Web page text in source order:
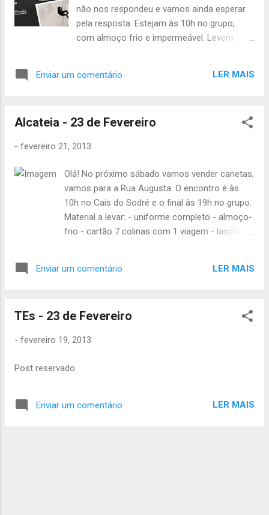
não nos respondeu e vamos ainda esperar
pela resposta. Estejam às 10h no grupo,
com almoço frio e impermeável. Levem
coisas da expedição adiantadas. Não
Neves
Enviar um comentário LER MAIS
Alcateia - 23 de Fevereiro
- fevereiro 21, 2013
Olá! No próximo sábado vamos vender canetas,
vamos para a Rua Augusta. O encontro é às
10h no Cais do Sodré e o final às 19h no grupo.
Material a levar: - uniforme completo - almoço-
frio - cartão 7 colinas com 1 viagem - lanche
ainda não o fez, as fichas de inscrição
E não se esqueçam de pagar as quotas e
Enviar um comentário LER MAIS
TEs - 23 de Fevereiro
- fevereiro 19, 2013
Post reservado.
Enviar um comentário LER MAIS